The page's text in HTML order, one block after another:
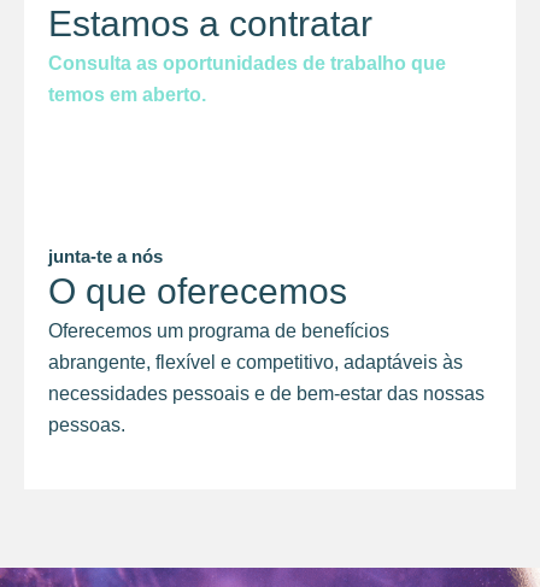
Estamos a contratar
Consulta as oportunidades de trabalho que
temos em aberto.
junta-te a nós
O que oferecemos
Oferecemos um programa de benefícios
abrangente, flexível e competitivo, adaptáveis às
necessidades pessoais e de bem-estar das nossas
pessoas.